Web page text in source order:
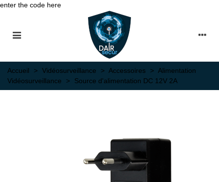
enter the code here
Accueil > Vidéosurveillance > Accessoires > Alimentation
Vidéosurveillance
> Source d'alimentation DC 12V 2A